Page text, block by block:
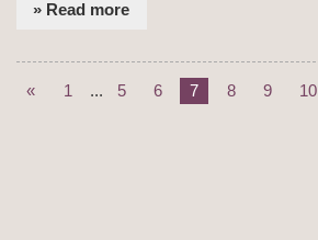
» Read more
« 1 ... 5 6 7 8 9 10